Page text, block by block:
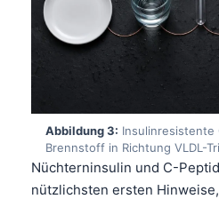
Abbildung 3: Insulinresistente
Brennstoff in Richtung VLDL-
Nüchterninsulin und C-
nützlichsten ersten